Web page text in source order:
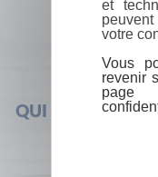
QUI SOMMES-
et
votre
Vous
revenir
page